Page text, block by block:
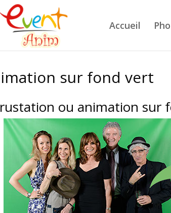
Accueil
sur fond vert
ou animation sur